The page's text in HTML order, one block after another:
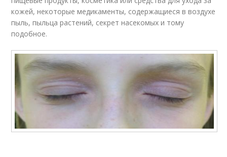
кожей, некоторые медикаменты, содержащиеся в воздухе
пыль, пыльца растений, секрет насекомых и тому
подобное.